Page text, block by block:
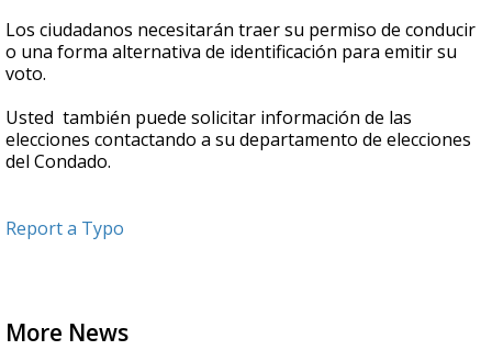
Los ciudadanos necesitarán traer su permiso de conducir
o una forma alternativa de identificación para emitir su
voto.
Usted también puede solicitar información de las
elecciones contactando a su departamento de elecciones
del Condado.
Report a Typo
More News